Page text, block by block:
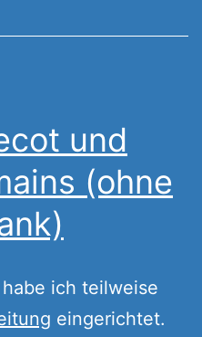
und
(ohne
ich teilweise
eingerichtet.